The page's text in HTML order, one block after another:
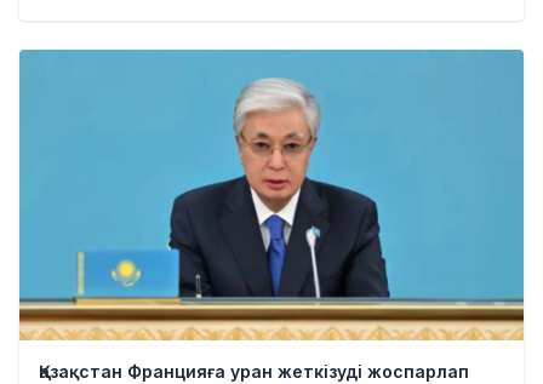
Қазақстан Францияға уран жеткізуді жоспарлап